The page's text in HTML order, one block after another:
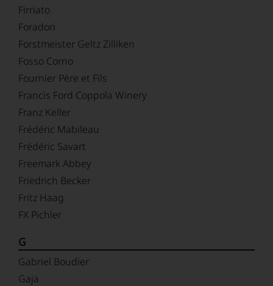
Firriato
Foradori
Forstmeister Geltz Zilliken
Fosso Corno
Fournier Père et Fils
Francis Ford Coppola Winery
Franz Keller
Frédéric Mabileau
Frédéric Savart
Freemark Abbey
Friedrich Becker
Fritz Haag
FX Pichler
G
Gabriel Boudier
Gaja